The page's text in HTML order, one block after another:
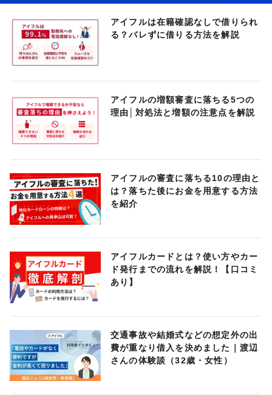
アイフルは在籍確認なしで借りられ
る？バレずに借りる方法を解説
アイフルの増額審査に落ちる5つの
理由│対処法と増額の注意点を解説
アイフルの審査に落ちる10の理由と
は？落ちた後にお金を用意する方法
を紹介
アイフルカードとは？使い方やカー
ド発行までの流れを解説！【口コミ
あり】
交通事故や結婚式などの想定外の出
費が重なり借入を決めました｜渡辺
さんの体験談（32歳・女性）